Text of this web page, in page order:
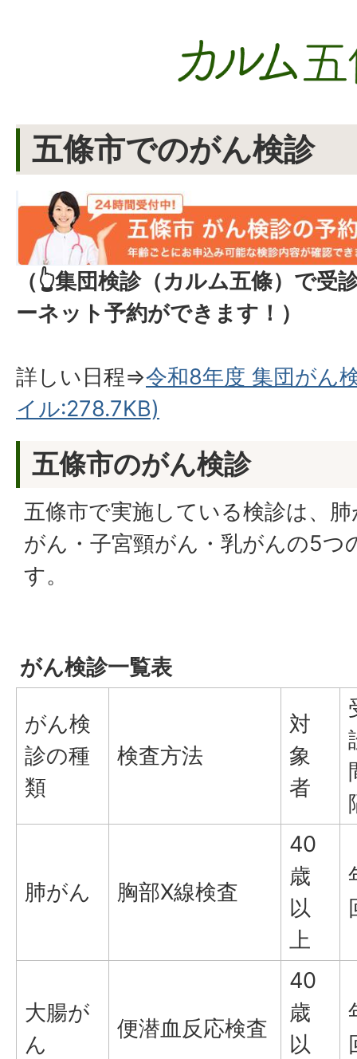
五條市でのがん検診
（👆集団検診（カルム五條）で受
ーネット予約ができます！）
詳しい日程⇒令和8年度 集団がん
イル:278.7KB)
五條市のがん検診
五條市で実施している検診は、
がん・子宮頸がん・乳がんの5つ
す。
がん検診一覧表
がん検
診の種
類
検査方法
対
象
者
肺がん 胸部X線検査
40
歳
以
上
大腸が
ん
便潜血反応検査
40
歳
以